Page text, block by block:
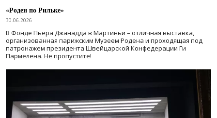
«Роден по Рильке»
30.06.2026
В Фонде Пьера Джанадда в Мартиньи – отличная выставка,
организованная парижским Музеем Родена и проходящая под
патронажем президента Швейцарской Конфедерации Ги
Пармелена. Не пропустите!